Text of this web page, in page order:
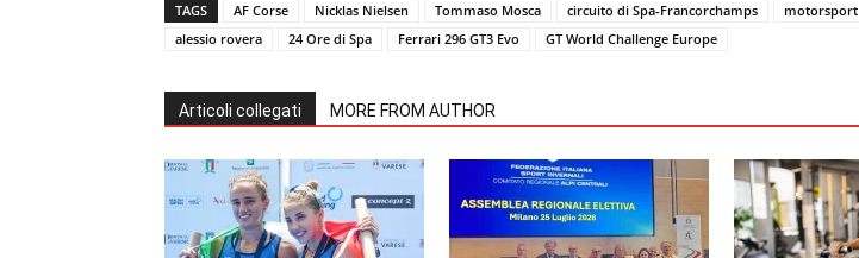
TAGS AF Corse Nicklas Nielsen Tommaso Mosca circuito di Spa-Francorchamps motorsport
alessio rovera
24 Ore di Spa Ferrari 296 GT3 Evo GT World Challenge Europe
Articoli collegati MORE FROM AUTHOR